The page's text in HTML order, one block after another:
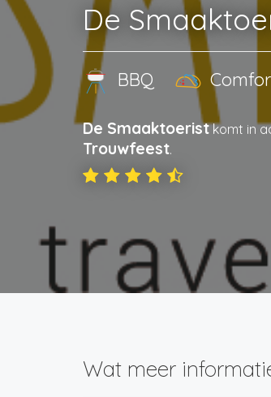
De
BBQ
De Smaaktoeristkomt in
Trouwfeest.
Wat meer